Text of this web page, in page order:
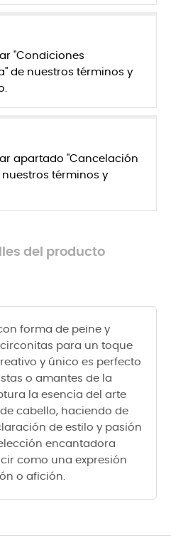
"Condiciones
de nuestros términos y
apartado "Cancelación
términos y
del producto
forma de peine y
para un toque
y único es perfecto
o amantes de la
la esencia del arte
cabello, haciendo de
de estilo y pasión
encantadora
como una expresión
o afición.